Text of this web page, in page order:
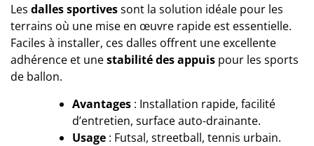
Les dalles sportivessont la solution idéale pour les
terrains où une mise en œuvre rapide est essentielle.
Faciles à installer, ces dalles offrent une excellente
adhérence et unestabilité des appuis pour les sports
de ballon.
Avantages : Installation rapide, facilité
d’entretien, surface auto-drainante.
Usage : Futsal, streetball, tennis urbain.